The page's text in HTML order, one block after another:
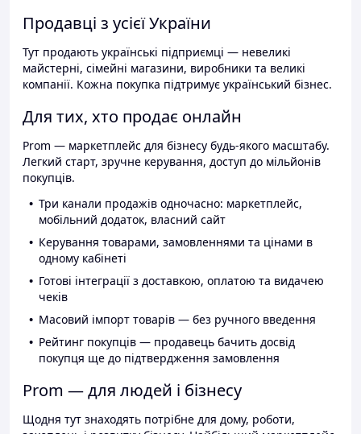
Продавці з усієї України
Тут продають українські підприємці — невеликі
майстерні, сімейні магазини, виробники та великі
компанії. Кожна покупка підтримує український бізнес.
Для тих, хто продає онлайн
Prom — маркетплейс для бізнесу будь-якого масштабу.
Легкий старт, зручне керування, доступ до мільйонів
покупців.
Три канали продажів одночасно: маркетплейс,
мобільний додаток, власний сайт
Керування товарами, замовленнями та цінами в
одному кабінеті
Готові інтеграції з доставкою, оплатою та видачею
чеків
Масовий імпорт товарів — без ручного введення
Рейтинг покупців — продавець бачить досвід
покупця ще до підтвердження замовлення
Prom — для людей і бізнесу
Щодня тут знаходять потрібне для дому, роботи,